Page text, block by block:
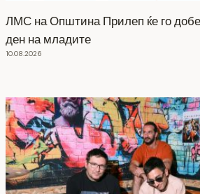
ЛМС на Општина Прилеп ќе го
ден на младите
10.08.2026